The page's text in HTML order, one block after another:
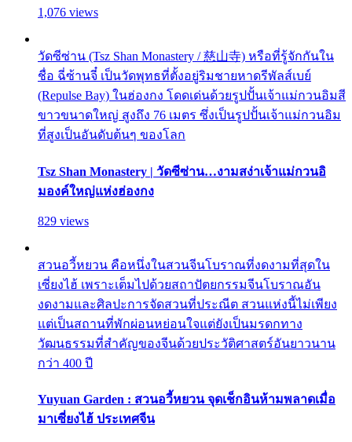
1,076 views
วัดซีซ่าน (Tsz Shan Monastery / 慈山寺) หรือที่รู้จักกันใน
ชื่อ ฉี่ซ้านจี๋ เป็นวัดพุทธที่ตั้งอยู่ริมชายหาดรีพัลส์เบย์
(Repulse Bay) ในฮ่องกง โดดเด่นด้วยรูปปั้นเจ้าแม่กวนอิมสี
ขาวขนาดใหญ่ สูงถึง 76 เมตร ซึ่งเป็นรูปปั้นเจ้าแม่กวนอิม
ที่สูงเป็นอันดับต้นๆ ของโลก
Tsz Shan Monastery | วัดซีซ่าน…งามสง่าเจ้าแม่กวนอิ
มองค์ใหญ่แห่งฮ่องกง
829 views
สวนอวี้หยวน คือหนึ่งในสวนจีนโบราณที่งดงามที่สุดใน
เซี่ยงไฮ้ เพราะเต็มไปด้วยสถาปัตยกรรมจีนโบราณอัน
งดงามและศิลปะการจัดสวนที่ประณีต สวนแห่งนี้ไม่เพียง
แต่เป็นสถานที่พักผ่อนหย่อนใจแต่ยังเป็นมรดกทาง
วัฒนธรรมที่สำคัญของจีนด้วยประวัติศาสตร์อันยาวนาน
กว่า 400 ปี
Yuyuan Garden : สวนอวี้หยวน จุดเช็กอินห้ามพลาดเมื่อ
มาเซี่ยงไฮ้ ประเทศจีน